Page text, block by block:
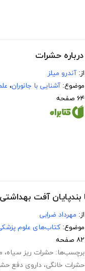
حشرات
از: آندرو میلز
موضوع: آشنایی با جانوران،
۶۴ صفحه
بندپایان آفت
از: مهرداد ضرابی
موضوع: کتاب‌های علوم
۸۲ صفحه
برچسب‌ها: حشرات ریز سیاه،
حشرات خانگی، داروی دفع